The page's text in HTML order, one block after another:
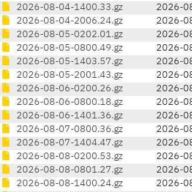
2026-08-04-1400.33.gz
2026-
2026-08-04-2006.24.gz
2026-
2026-08-05-0202.01.gz
2026-
2026-08-05-0800.49.gz
2026-
2026-08-05-1403.57.gz
2026-
2026-08-05-2001.43.gz
2026-
2026-08-06-0200.26.gz
2026-
2026-08-06-0800.18.gz
2026-
2026-08-06-1401.36.gz
2026-
2026-08-07-0800.36.gz
2026-
2026-08-07-1404.47.gz
2026-
2026-08-08-0200.53.gz
2026-
2026-08-08-0801.27.gz
2026-
2026-08-08-1400.24.gz
2026-